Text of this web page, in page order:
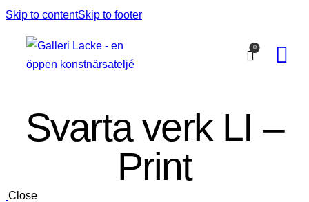
Skip to contentSkip to footer
0
Svarta verk LI –
Print
Close